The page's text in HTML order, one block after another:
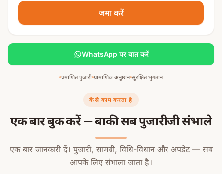
जमा करें
WhatsApp पर बात करें
प्रमाणित पुजारी प्रामाणिक अनुष्ठान सुरक्षित भुगतान
कैसे काम करता है
एक बार बुक करें — बाकी सब पुजारीजी संभाले
एक बार जानकारी दें। पुजारी, सामग्री, विधि-विधान और अपडेट — सब
आपके लिए संभाला जाता है।